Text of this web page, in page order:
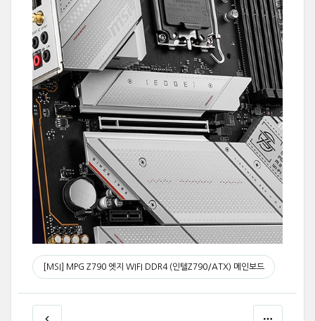
[MSI] MPG Z790 엣지 WIFI DDR4 (인텔Z790/ATX) 메인보드